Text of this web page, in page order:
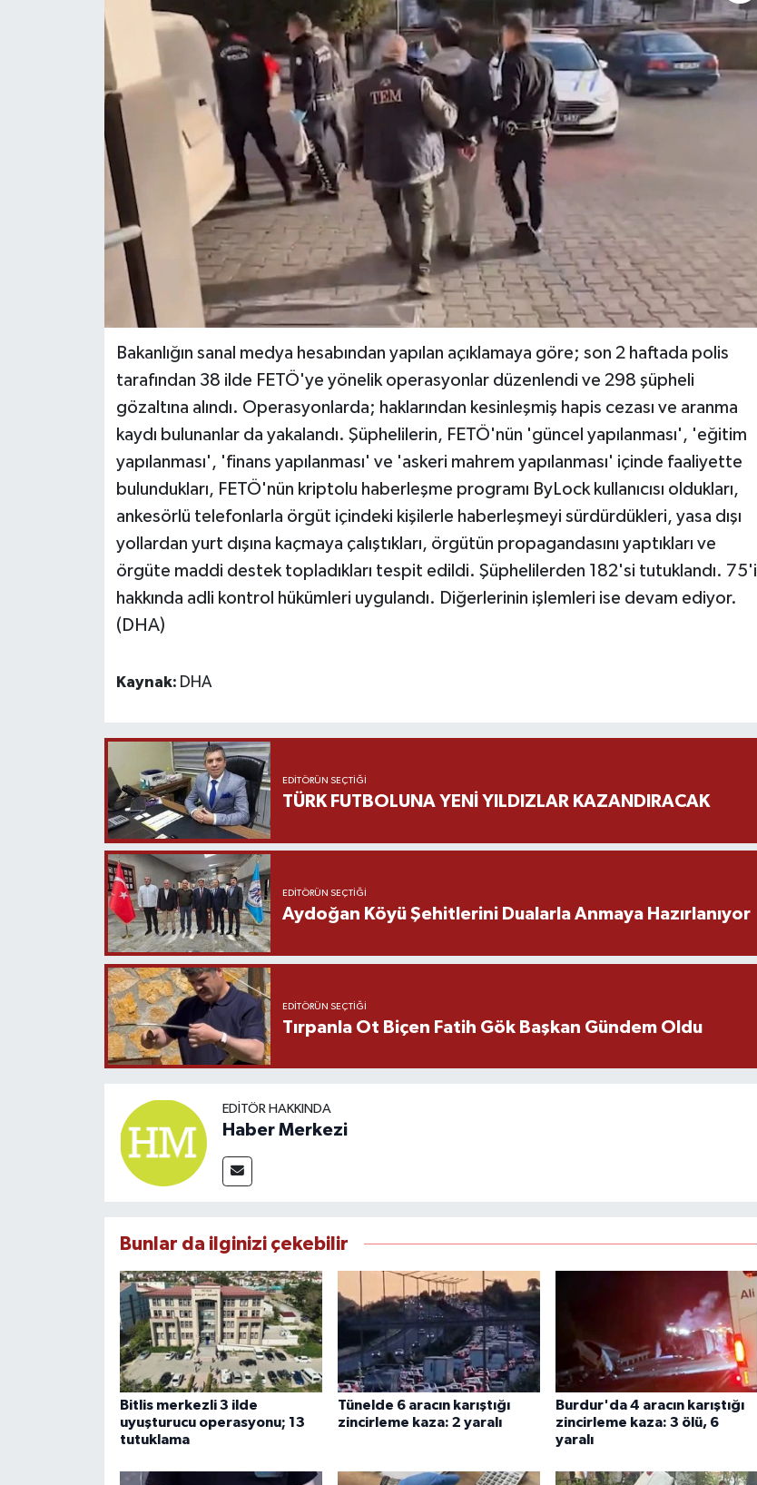
Bakanlığın sanal medya hesabından yapılan açıklamaya göre; son 2 haftada polis
tarafından 38 ilde FETÖ'ye yönelik operasyonlar düzenlendi ve 298 şüpheli
gözaltına alındı. Operasyonlarda; haklarından kesinleşmiş hapis cezası ve aranma
kaydı bulunanlar da yakalandı. Şüphelilerin, FETÖ'nün 'güncel yapılanması', 'eğitim
yapılanması', 'finans yapılanması' ve 'askeri mahrem yapılanması' içinde faaliyette
bulundukları, FETÖ'nün kriptolu haberleşme programı ByLock kullanıcısı oldukları,
ankesörlü telefonlarla örgüt içindeki kişilerle haberleşmeyi sürdürdükleri, yasa dışı
yollardan yurt dışına kaçmaya çalıştıkları, örgütün propagandasını yaptıkları ve
örgüte maddi destek topladıkları tespit edildi. Şüphelilerden 182'si tutuklandı. 75'i
hakkında adli kontrol hükümleri uygulandı. Diğerlerinin işlemleri ise devam ediyor.
(DHA)
Kaynak: DHA
EDITÖRÜN SEÇTIĞI
TÜRK FUTBOLUNA YENİ YILDIZLAR KAZANDIRACAK
EDITÖRÜN SEÇTIĞI
Aydoğan Köyü Şehitlerini Dualarla Anmaya Hazırlanıyor
EDITÖRÜN SEÇTIĞI
Tırpanla Ot Biçen Fatih Gök Başkan Gündem Oldu
EDITÖR HAKKINDA
Haber Merkezi
Bunlar da ilginizi çekebilir
Bitlis merkezli 3 ilde
uyuşturucu operasyonu; 13
tutuklama
Tünelde 6 aracın karıştığı
zincirleme kaza: 2 yaralı
Burdur'da 4 aracın karıştığı
zincirleme kaza: 3 ölü, 6
yaralı
Ekonomi
Haberde İnsan
Kültür Sanat
Son Dakika
AboneHaber Özel